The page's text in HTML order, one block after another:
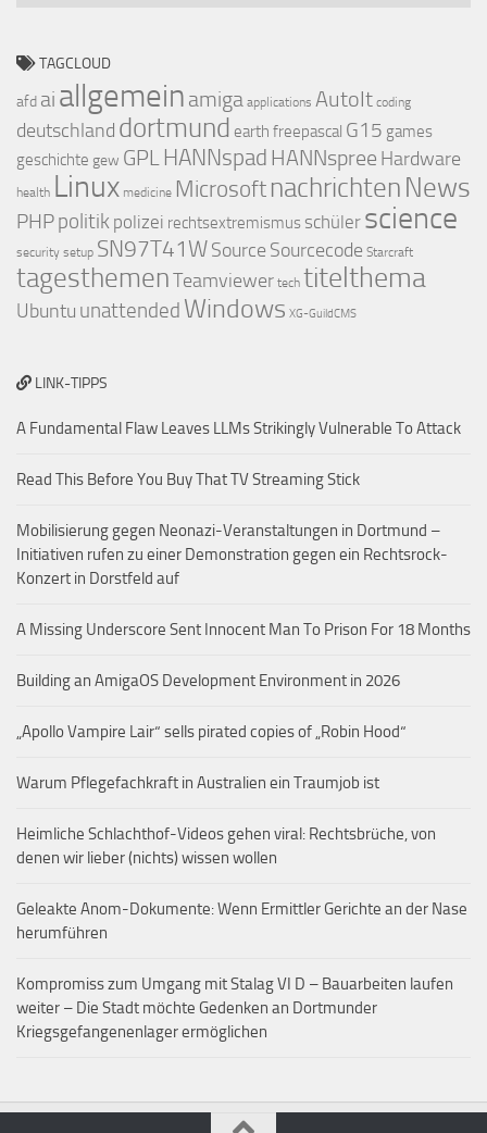
TAGCLOUD
afd ai allgemein amiga applications AutoIt coding
deutschland dortmund earth freepascal G15 games
geschichte gew GPL HANNspad HANNspree Hardware
health Linux medicine Microsoft nachrichten News
PHPpolitik polizei rechtsextremismus schüler science
security setup SN97T41WSource Sourcecode Starcraft
tagesthemenTeamviewer tech titelthema
Ubuntu unattended Windows XG-GuildCMS
LINK-TIPPS
A Fundamental Flaw Leaves LLMs Strikingly Vulnerable To Attack
Read This Before You Buy That TV Streaming Stick
Mobilisierung gegen Neonazi-Veranstaltungen in Dortmund –
Initiativen rufen zu einer Demonstration gegen ein Rechtsrock-
Konzert in Dorstfeld auf
A Missing Underscore Sent Innocent Man To Prison For 18 Months
Building an AmigaOS Development Environment in 2026
„Apollo Vampire Lair“ sells pirated copies of „Robin Hood“
Warum Pflegefachkraft in Australien ein Traumjob ist
Heimliche Schlachthof-Videos gehen viral: Rechtsbrüche, von
denen wir lieber (nichts) wissen wollen
Geleakte Anom-Dokumente: Wenn Ermittler Gerichte an der Nase
herumführen
Kompromiss zum Umgang mit Stalag VI D – Bauarbeiten laufen
weiter – Die Stadt möchte Gedenken an Dortmunder
Kriegsgefangenenlager ermöglichen